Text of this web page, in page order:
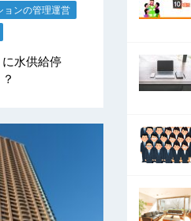
ョンの管理運営
水供給停